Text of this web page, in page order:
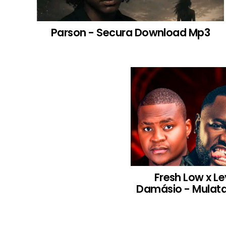
Parson - Secura Download Mp3
Fresh Low x
Damásio -